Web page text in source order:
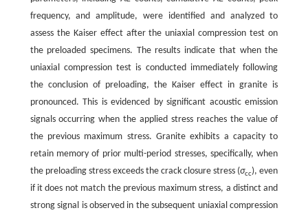
frequency, and amplitude, were identified and analyzed to
assess the Kaiser effect after the uniaxial compression test on
the preloaded specimens. The results indicate that when the
uniaxial compression test is conducted immediately following
the conclusion of preloading, the Kaiser effect in granite is
pronounced. This is evidenced by significant acoustic emission
signals occurring when the applied stress reaches the value of
the previous maximum stress. Granite exhibits a capacity to
retain memory of prior multi-period stresses, specifically, when
the preloading stress exceeds the crack closure stress (σcc), even
if it does not match the previous maximum stress, a distinct and
strong signal is observed in the subsequent uniaxial compression